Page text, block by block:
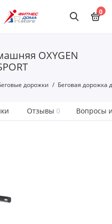
0
OXYGEN
дорожки Беговая дорожка
Отзывы 0 Вопросы